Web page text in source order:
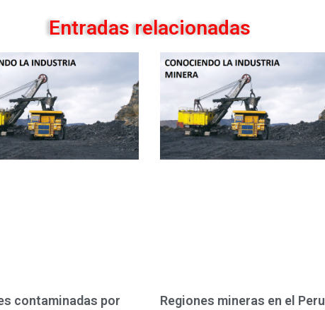
Entradas relacionadas
contaminadas por
Regiones mineras en el Peru